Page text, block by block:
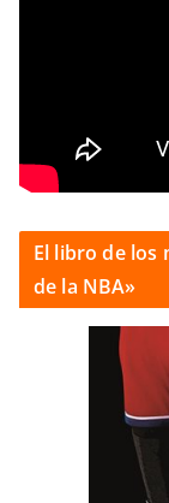
El libro de los
de la NBA»